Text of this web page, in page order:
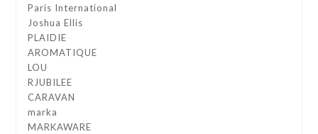
Paris International
Joshua Ellis
PLAIDIE
AROMATIQUE
LOU
RJUBILEE
CARAVAN
marka
MARKAWARE